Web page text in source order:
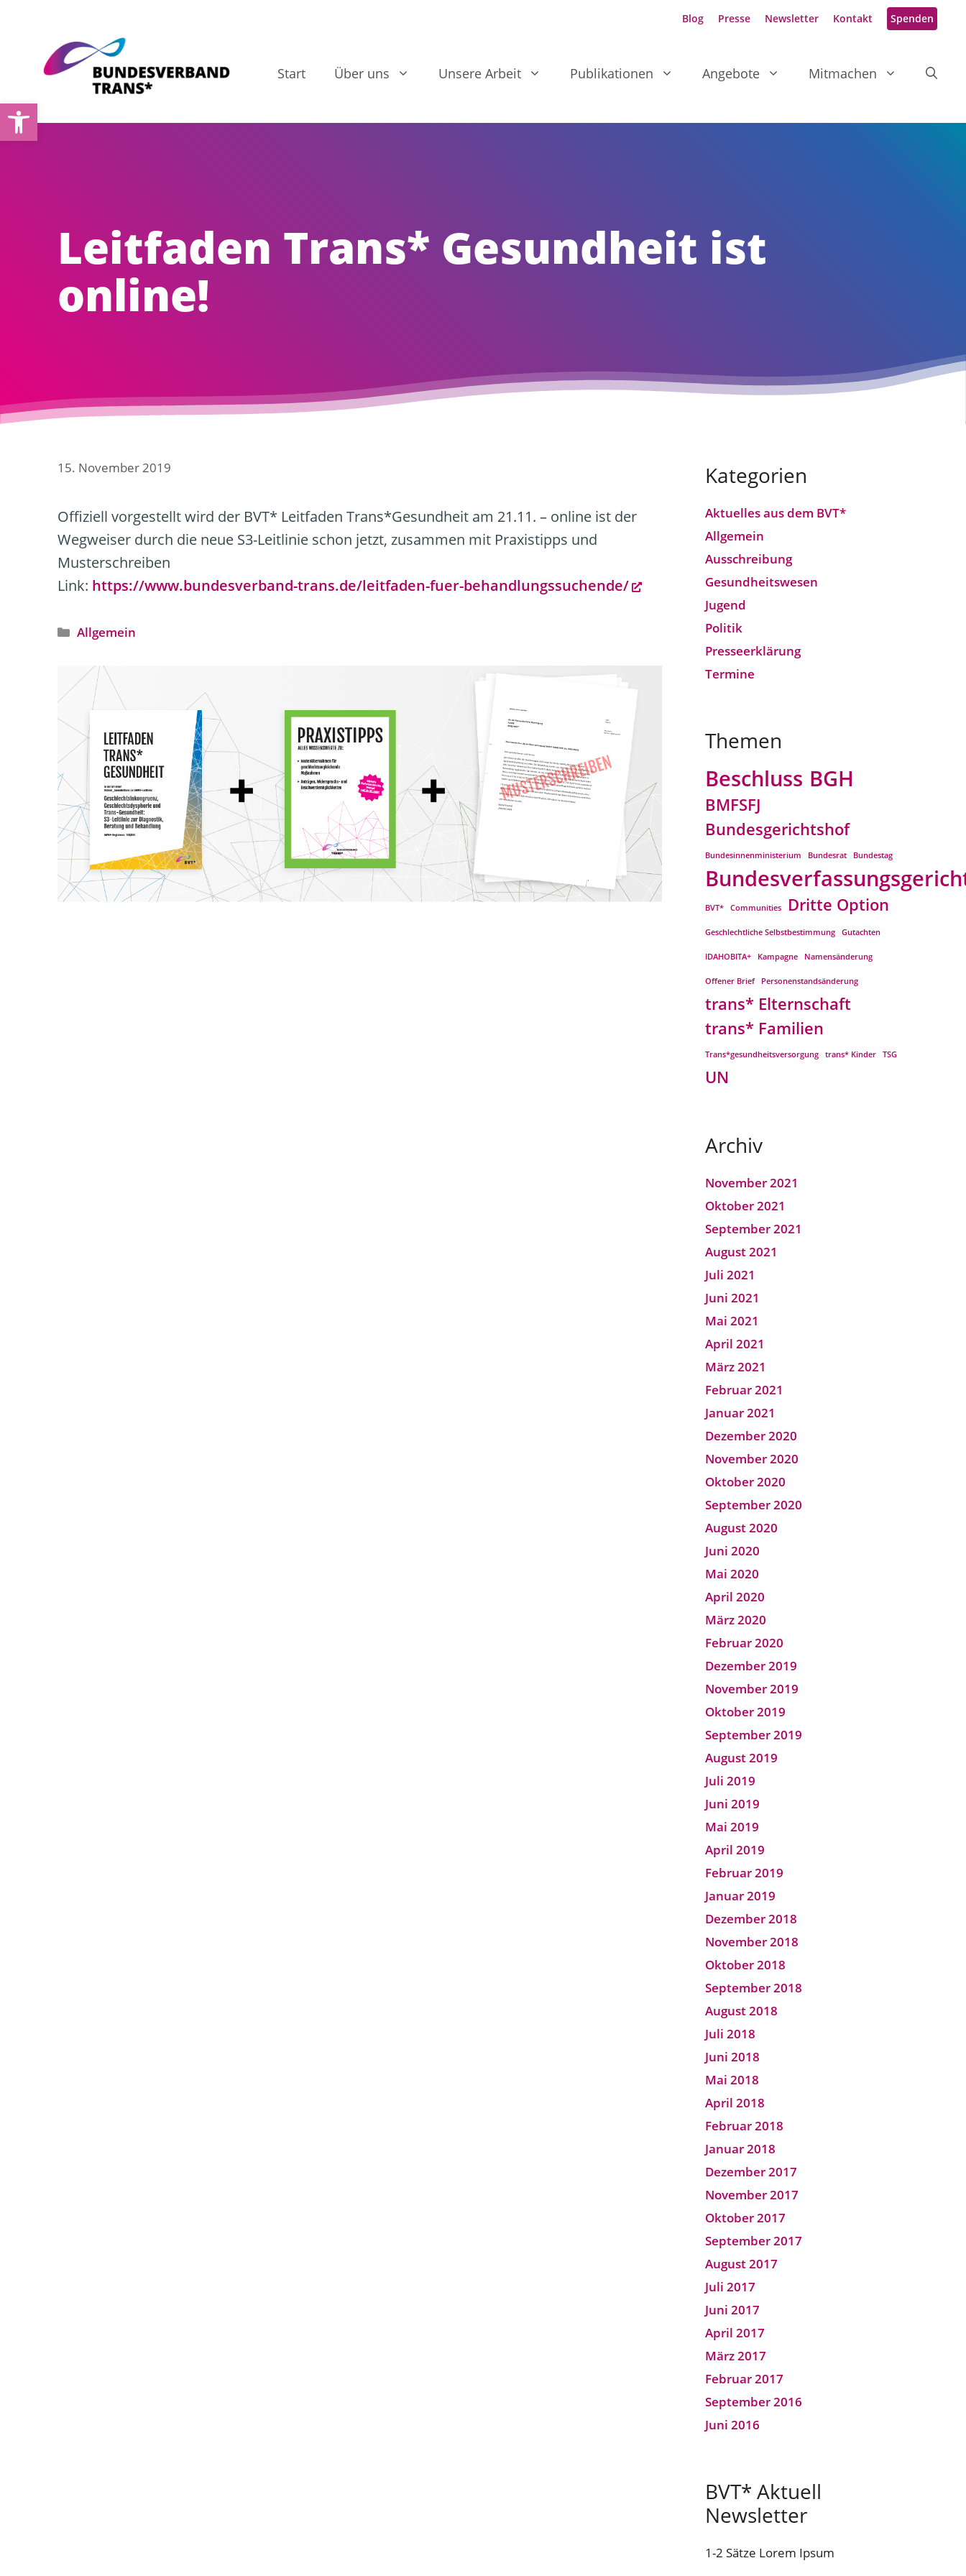
Werkzeugleiste öffnen
springen
Blog Presse Newsletter Kontakt Spenden
Start Über uns Unsere Arbeit Publikationen Angebote Mitmachen
Leitfaden Trans* Gesundheit ist
online!
15. November 2019
Offiziell vorgestellt wird der BVT* Leitfaden Trans*Gesundheit am 21.11. – online ist der
Wegweiser durch die neue S3-Leitlinie schon jetzt, zusammen mit Praxistipps und
Musterschreiben
Link: https://www.bundesverband-trans.de/leitfaden-fuer-behandlungssuchende/
Kategorien
Allgemein
Kategorien
Aktuelles aus dem BVT*
Allgemein
Ausschreibung
Gesundheitswesen
Jugend
Politik
Presseerklärung
Termine
Themen
Beschluss BGH
BMFSFJ
Bundesgerichtshof
Bundesinnenministerium Bundesrat Bundestag
BVT* Communities Dritte Option
Geschlechtliche Selbstbestimmung Gutachten
IDAHOBITA+ Kampagne Namensänderung
Offener Brief Personenstandsänderung
trans* Elternschaft
trans* Familien
Trans*gesundheitsversorgung trans* Kinder TSG
UN
Archiv
November 2021
Oktober 2021
September 2021
August 2021
Juli 2021
Juni 2021
Mai 2021
April 2021
März 2021
Februar 2021
Januar 2021
Dezember 2020
November 2020
Oktober 2020
September 2020
August 2020
Juni 2020
Mai 2020
April 2020
März 2020
Februar 2020
Dezember 2019
November 2019
Oktober 2019
September 2019
August 2019
Juli 2019
Juni 2019
Mai 2019
April 2019
Februar 2019
Januar 2019
Dezember 2018
November 2018
Oktober 2018
September 2018
August 2018
Juli 2018
Juni 2018
Mai 2018
April 2018
Februar 2018
Januar 2018
Dezember 2017
November 2017
Oktober 2017
September 2017
August 2017
Juli 2017
Juni 2017
April 2017
März 2017
Februar 2017
September 2016
Juni 2016
BVT* Aktuell
Newsletter
1-2 Sätze Lorem Ipsum